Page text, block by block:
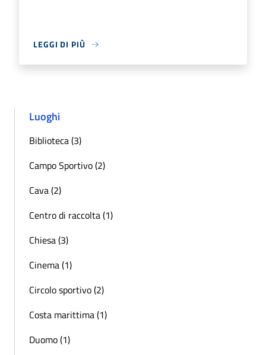
LEGGI DI PIÙ
Luoghi
Biblioteca (3)
Campo Sportivo (2)
Cava (2)
Centro di raccolta (1)
Chiesa (3)
Cinema (1)
Circolo sportivo (2)
Costa marittima (1)
Duomo (1)